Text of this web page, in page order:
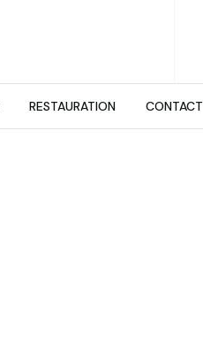
RESTAURATION CONTACT